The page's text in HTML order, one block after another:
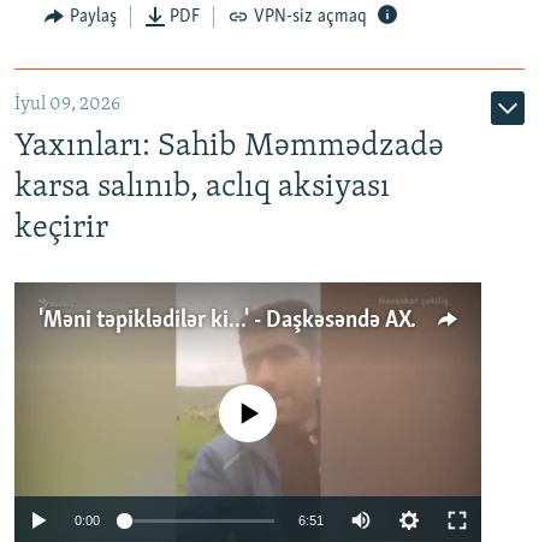
Paylaş PDF VPN-siz açmaq
İyul 09, 2026
Yaxınları: Sahib Məmmədzadə
karsa salınıb, aclıq aksiyası
keçirir
'Məni təpiklədilər ki...' - Daşkəsəndə AXCP fəalının yaxınları onun həbsinə etiraz edirlər
No media source currently available
0:00 6:51